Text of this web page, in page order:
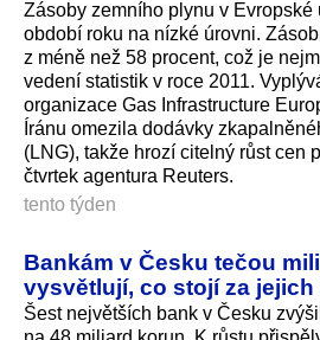
Zásoby zemního plynu v Evropské
období roku na nízké úrovni.
z méně než 58 procent, což je
vedení statistik v roce 2011.
organizace Gas Infrastructure
Íránu omezila dodávky
(LNG), takže hrozí citelný růst cen
čtvrtek agentura Reuters.
tento týden
Bankám v Česku tečou
vysvětlují, co stojí za jejich
Šest největších bank v Česku